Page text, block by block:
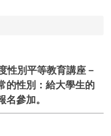
性別平等教育講座－
的性別：給大學生的
參加。